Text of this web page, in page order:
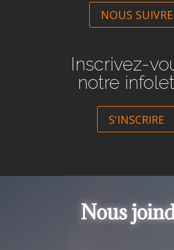
NOUS SUIVRE
Inscrivez-
notre
S'INSCRIRE
Nous